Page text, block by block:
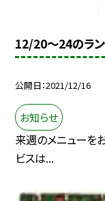
12/20〜24のラ
公開日 2021/12/16
お知らせ
来週のメニューを
ビスは...